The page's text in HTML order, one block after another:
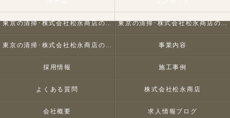
東京の清掃･株式会社松永商店の口コミ情報 東京の清掃･株式会社松永商店の評判
東京の清掃･株式会社松永商店のお客様の声 事業内容
採用情報 施工事例
よくある質問 株式会社松永商店
会社概要 求人情報ブログ